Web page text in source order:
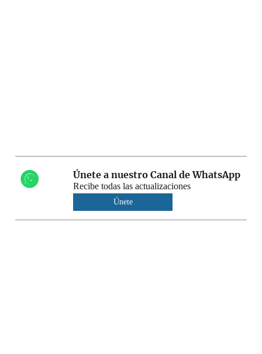
Únete a nuestro Canal de WhatsApp
Recibe todas las actualizaciones
Únete